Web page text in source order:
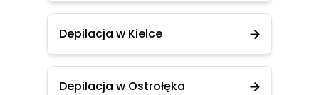
Depilacja w Kielce
Depilacja w Ostrołęka